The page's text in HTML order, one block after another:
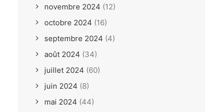
novembre 2024 (12)
octobre 2024 (16)
septembre 2024 (4)
août 2024 (34)
juillet 2024 (60)
juin 2024 (8)
mai 2024 (44)